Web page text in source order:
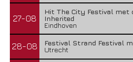
27-08
Hit The City Festival met
Inherited
Eindhoven
28-08
Festival Strand Festival
Utrecht